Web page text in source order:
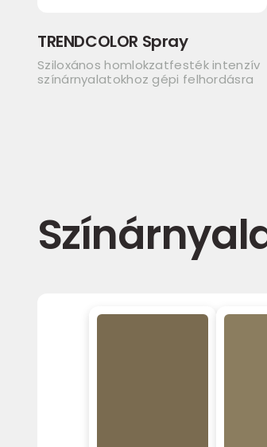
TRENDCOLOR Spray
Sziloxános homlokzatfesték intenzív
színárnyalatokhoz gépi felhordásra